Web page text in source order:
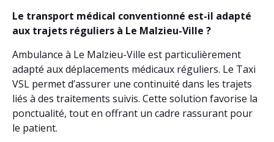
Le transport médical conventionné est-il adapté
aux trajets réguliers à Le Malzieu-Ville ?
Ambulance à Le Malzieu-Ville est particulièrement
adapté aux déplacements médicaux réguliers. Le Taxi
VSL permet d’assurer une continuité dans les trajets
liés à des traitements suivis. Cette solution favorise la
ponctualité, tout en offrant un cadre rassurant pour
le patient.